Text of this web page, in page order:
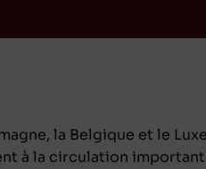
la Belgique et le
à la circulation